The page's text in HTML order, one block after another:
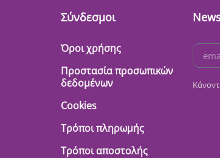
Σύνδεσμοι
Όροι χρήσης
Προστασία προσωπικών
δεδομένων
Cookies
Τρόποι πληρωμής
Τρόποι αποστολής